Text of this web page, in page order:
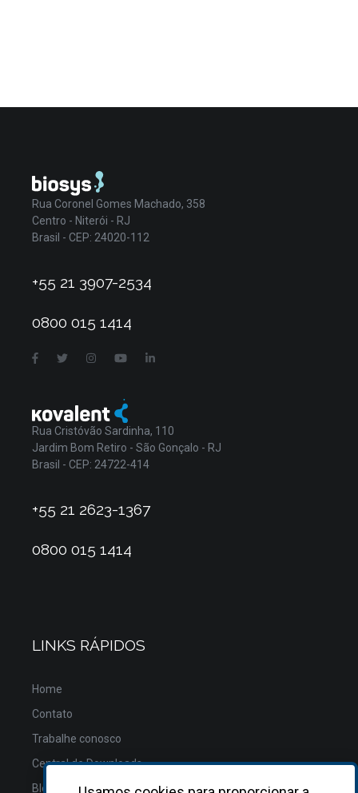
Rua Coronel Gomes Machado, 358
Centro - Niterói - RJ
Brasil - CEP: 24020-112
+55 21 3907-2534
0800 015 1414
Rua Cristóvão Sardinha, 110
Jardim Bom Retiro - São Gonçalo - RJ
Brasil - CEP: 24722-414
+55 21 2623-1367
0800 015 1414
LINKS RÁPIDOS
Home
Contato
Trabalhe conosco
Central de Downloads
Blog